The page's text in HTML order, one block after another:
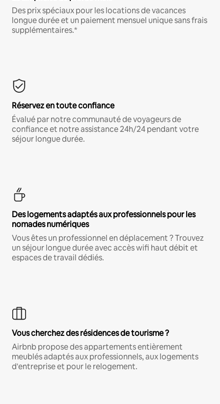
Des prix spéciaux pour les locations de vacances
longue durée et un paiement mensuel unique sans frais
supplémentaires.*
Réservez en toute confiance
Évalué par notre communauté de voyageurs de
confiance et notre assistance 24h/24 pendant votre
séjour longue durée.
Des logements adaptés aux professionnels pour les
nomades numériques
Vous êtes un professionnel en déplacement ? Trouvez
un séjour longue durée avec accès wifi haut débit et
espaces de travail dédiés.
Vous cherchez des résidences de tourisme ?
Airbnb propose des appartements entièrement
meublés adaptés aux professionnels, aux logements
d'entreprise et pour le relogement.